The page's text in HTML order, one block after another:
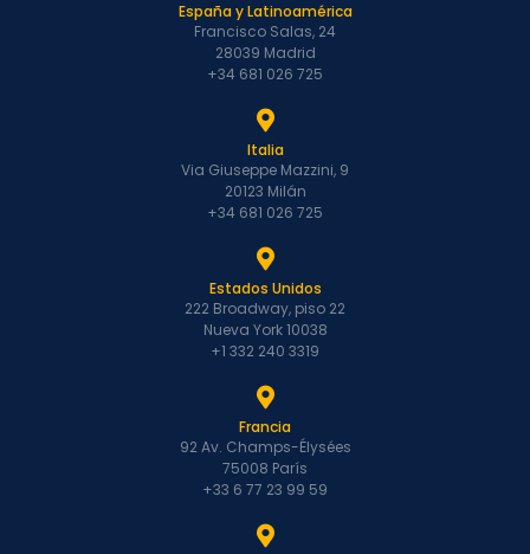
España y Latinoamérica
Francisco Salas, 24
28039 Madrid
+34 681 026 725
Italia
Via Giuseppe Mazzini, 9
20123 Milán
+34 681 026 725
Estados Unidos
222 Broadway, piso 22
Nueva York 10038
+1 332 240 3319
Francia
92 Av. Champs-Élysées
75008 París
+33 6 77 23 99 59